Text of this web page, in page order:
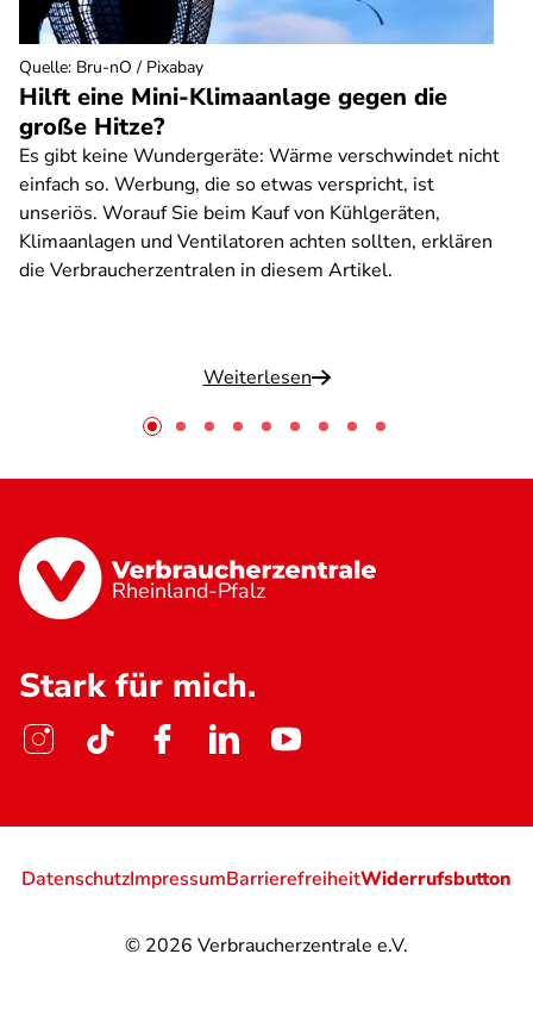
Hilft eine Mini-Klimaanlage gegen die
große Hitze?
Es gibt keine Wundergeräte: Wärme verschwindet nicht
einfach so. Werbung, die so etwas verspricht, ist
unseriös. Worauf Sie beim Kauf von Kühlgeräten,
Klimaanlagen und Ventilatoren achten sollten, erklären
die Verbraucherzentralen in diesem Artikel.
Weiterlesen
Quelle: Bru-nO / Pixabay
Rheinland-Pfalz
Stark für mich.
© 2026 Verbraucherzentrale e.V.
DatenschutzImpressumBarrierefreiheitWiderrufsbutton